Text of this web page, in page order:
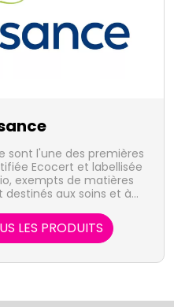
sont l'une des premières
Ecocert et labellisée
exempts de matières
destinés aux soins et à
la famille.
LES PRODUITS